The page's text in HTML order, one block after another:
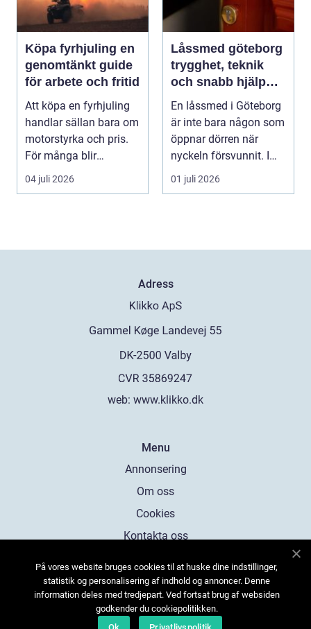
Köpa fyrhjuling en
genomtänkt guide
för arbete och fritid
Att köpa en fyrhjuling
handlar sällan bara om
motorstyrka och pris.
För många blir
maskinen ett vikt...
04 juli 2026
Låssmed göteborg
trygghet, teknik
och snabb hjälp
när du behöver det
En låssmed i Göteborg
är inte bara någon som
öppnar dörren när
nyckeln försvunnit. I
dag handlar yrk...
01 juli 2026
Adress
web: www.klikko.dk
Menu
Annonsering
Om oss
Cookies
Kontakta oss
På vores website bruges cookies til at huske dine indstillinger,
statistik og personalisering af indhold og annoncer. Denne
information deles med tredjepart. Ved fortsat brug af websiden
godkender du cookiepolitikken.